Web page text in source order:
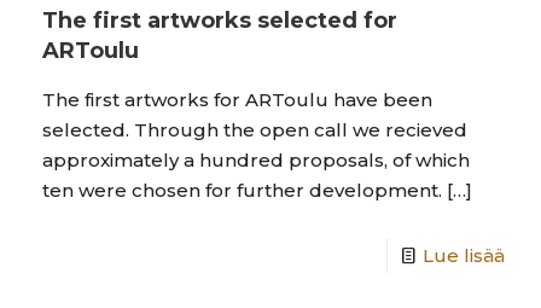
The first artworks selected for
ARToulu
The first artworks for ARToulu have been
selected. Through the open call we recieved
approximately a hundred proposals, of which
ten were chosen for further development. […]
Lue lisää